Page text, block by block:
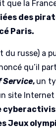
que la
des
Paris.
du russe) a
qu’il
Service, un
site
Jeux